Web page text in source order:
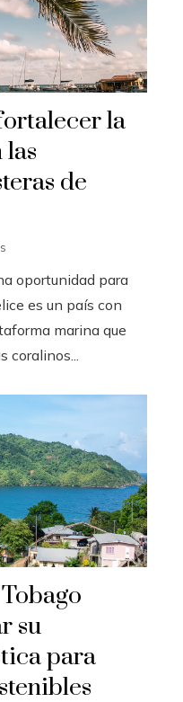
la
las
de
oportunidad para
es un país con
marina que
coralinos...
su
para